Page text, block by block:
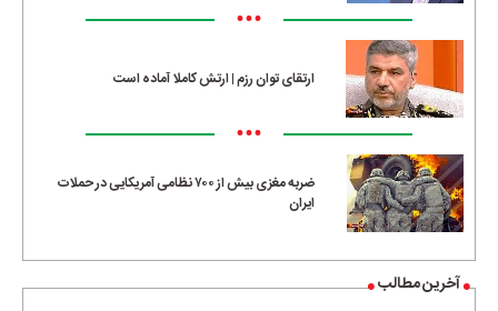
•••
ارتقای توان رزم | ارتش کاملا آماده است
•••
ضربه مغزی بیش از ۷۰۰ نظامی آمریکایی در حملات
ایران
آخرین مطالب